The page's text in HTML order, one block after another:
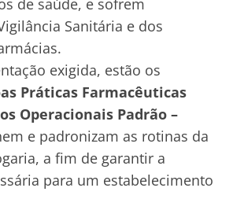
de saúde, e sofrem
Sanitária e dos
exigida, estão os
Práticas Farmacêuticas
Operacionais Padrão –
e padronizam as rotinas da
a fim de garantir a
para um estabelecimento